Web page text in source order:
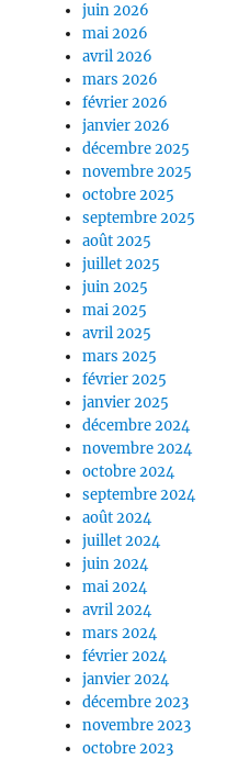
juin 2026
mai 2026
avril 2026
mars 2026
février 2026
janvier 2026
décembre 2025
novembre 2025
octobre 2025
septembre 2025
août 2025
juillet 2025
juin 2025
mai 2025
avril 2025
mars 2025
février 2025
janvier 2025
décembre 2024
novembre 2024
octobre 2024
septembre 2024
août 2024
juillet 2024
juin 2024
mai 2024
avril 2024
mars 2024
février 2024
janvier 2024
décembre 2023
novembre 2023
octobre 2023